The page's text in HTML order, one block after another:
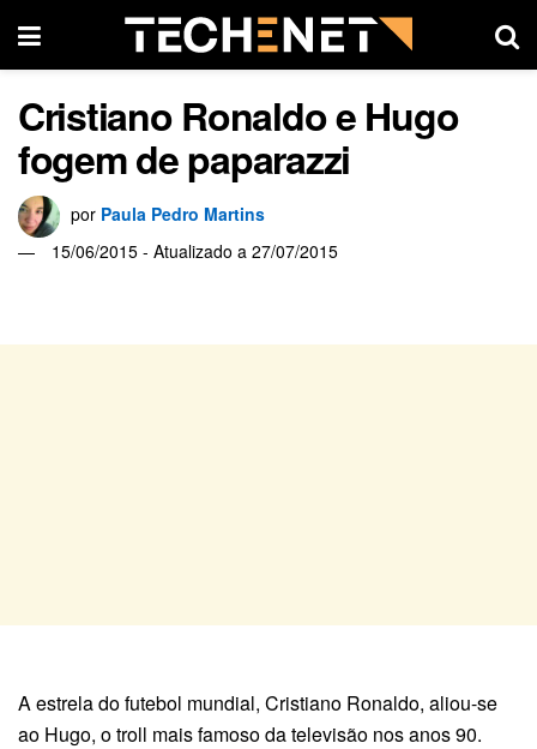
Cristiano Ronaldo e Hugo
fogem de paparazzi
por Paula Pedro Martins
15/06/2015 - Atualizado a 27/07/2015
A estrela do futebol mundial, Cristiano Ronaldo, aliou-se
ao Hugo, o troll mais famoso da televisão nos anos 90.